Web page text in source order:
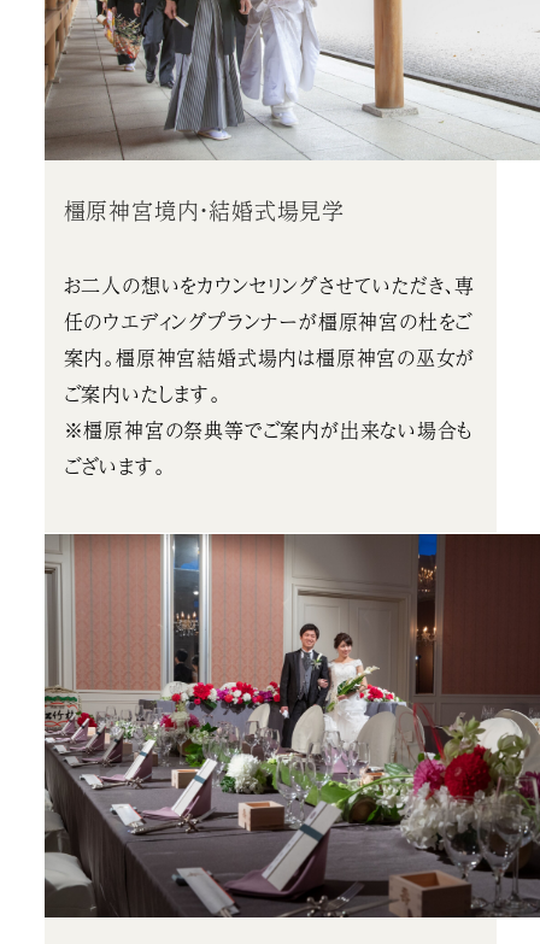
橿原神宮境内・結婚式場見学
お二人の想いをカウンセリングさせていただき、専
任のウエディングプランナーが橿原神宮の杜をご
案内。橿原神宮結婚式場内は橿原神宮の巫女が
ご案内いたします。
※橿原神宮の祭典等でご案内が出来ない場合も
ございます。